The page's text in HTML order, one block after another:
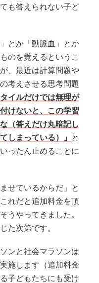
も答えられない子ど
とか「動脈血」とか
のを覚えるというこ
、最近は計算問題や
考えさせる思考問題
イルだけでは無理が
けないと、この学習
（答えだけ丸暗記し
しまっている）」 と
ったん止めることに
せているからだ」と
れだと追加料金を頂
うやってきました。
た次第です。
ンと社会マラソンは
施します（追加料金
子どもたちにも受け